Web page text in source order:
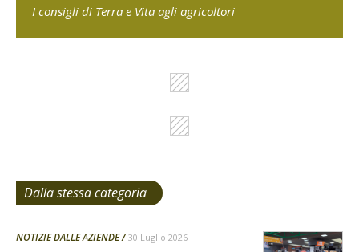
I consigli di Terra e Vita agli agricoltori
Dalla stessa categoria
NOTIZIE DALLE AZIENDE 30 Luglio 2026